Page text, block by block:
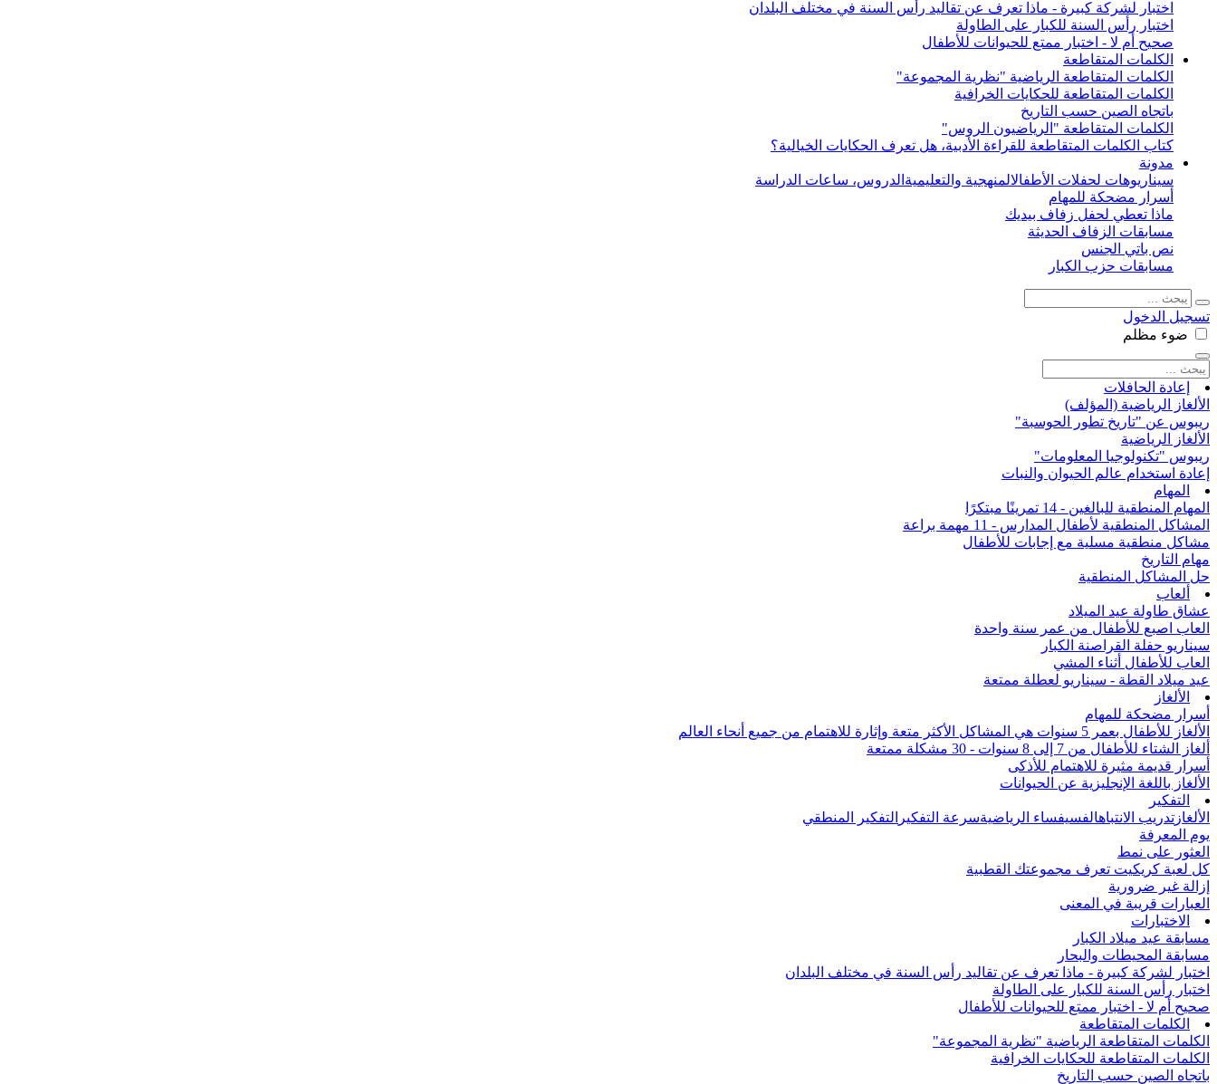
اختبار لشركة كبيرة - ماذا تعرف عن تقاليد رأس السنة في مختلف البلدان
اختبار رأس السنة للكبار على الطاولة
صحيح أم لا - اختبار ممتع للحيوانات للأطفال
الكلمات المتقاطعة
الكلمات المتقاطعة الرياضية "نظرية المجموعة"
الكلمات المتقاطعة للحكايات الخرافية
باتجاه الصين حسب التاريخ
الكلمات المتقاطعة "الرياضيون الروس"
كتاب الكلمات المتقاطعة للقراءة الأدبية، هل تعرف الحكايات الخيالية؟
مدونة
سيناريوهات لحفلات الأطفالالمنهجية والتعليمية الدروس، ساعات الدراسة
أسرار مضحكة للمهام
ماذا تعطي لحفل زفاف بيديك
مسابقات الزفاف الحديثة
نص باتي الجنس
مسابقات حزب الكبار
تسجيل الدخول
ضوء مظلم
إعادة الحافلات
الألغاز الرياضية (المؤلف)
ريبوس عن "تاريخ تطور الحوسبة"
الألغاز الرياضية
ريبوس "تكنولوجيا المعلومات"
إعادة استخدام عالم الحيوان والنبات
المهام
المهام المنطقية للبالغين - 14 تمرينًا مبتكرًا
المشاكل المنطقية لأطفال المدارس - 11 مهمة براعة
مشاكل منطقية مسلية مع إجابات للأطفال
مهام التاريخ
حل المشاكل المنطقية
ألعاب
عشاق طاولة عيد الميلاد
العاب اصبع للأطفال من عمر سنة واحدة
سيناريو حفلة القراصنة الكبار
العاب للأطفال أثناء المشي
عيد ميلاد القطة - سيناريو لعطلة ممتعة
الألغاز
أسرار مضحكة للمهام
الألغاز للأطفال بعمر 5 سنوات هي المشاكل الأكثر متعة وإثارة للاهتمام من جميع أنحاء العالم
ألغاز الشتاء للأطفال من 7 إلى 8 سنوات - 30 مشكلة ممتعة
أسرار قديمة مثيرة للاهتمام للأذكى
الألغاز باللغة الإنجليزية عن الحيوانات
التفكير
الألغاز تدريب الانتباهالفسيفساء الرياضيةسرعة التفكير التفكير المنطقي
يوم المعرفة
العثور على نمط
كل لعبة كريكيت تعرف مجموعتك القطبية
إزالة غير ضرورية
العبارات قريبة في المعنى
الاختبارات
مسابقة عيد ميلاد الكبار
مسابقة المحيطات والبحار
اختبار لشركة كبيرة - ماذا تعرف عن تقاليد رأس السنة في مختلف البلدان
اختبار رأس السنة للكبار على الطاولة
صحيح أم لا - اختبار ممتع للحيوانات للأطفال
الكلمات المتقاطعة
الكلمات المتقاطعة الرياضية "نظرية المجموعة"
الكلمات المتقاطعة للحكايات الخرافية
باتجاه الصين حسب التاريخ